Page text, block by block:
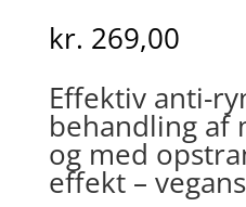
kr. 269,00
Effektiv anti-
behandling af
og med
effekt –